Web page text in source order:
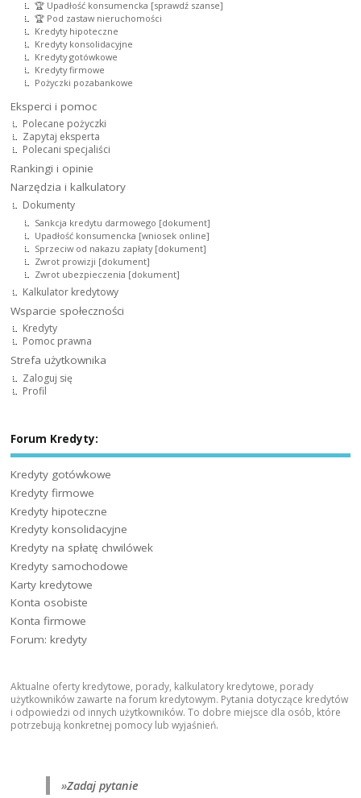
🏆 Upadłość konsumencka [sprawdź szanse]
🏆 Pod zastaw nieruchomości
Kredyty hipoteczne
Kredyty konsolidacyjne
Kredyty gotówkowe
Kredyty firmowe
Pożyczki pozabankowe
Eksperci i pomoc
Polecane pożyczki
Zapytaj eksperta
Polecani specjaliści
Rankingi i opinie
Narzędzia i kalkulatory
Dokumenty
Sankcja kredytu darmowego [dokument]
Upadłość konsumencka [wniosek online]
Sprzeciw od nakazu zapłaty [dokument]
Zwrot prowizji [dokument]
Zwrot ubezpieczenia [dokument]
Kalkulator kredytowy
Wsparcie społeczności
Kredyty
Pomoc prawna
Strefa użytkownika
Zaloguj się
Profil
Forum Kredyty:
Kredyty gotówkowe
Kredyty firmowe
Kredyty hipoteczne
Kredyty konsolidacyjne
Kredyty na spłatę chwilówek
Kredyty samochodowe
Karty kredytowe
Konta osobiste
Konta firmowe
Forum: kredyty
Aktualne oferty kredytowe, porady, kalkulatory kredytowe, porady
użytkowników zawarte na forum kredytowym. Pytania dotyczące kredytów
i odpowiedzi od innych użytkowników. To dobre miejsce dla osób, które
potrzebują konkretnej pomocy lub wyjaśnień.
»Zadaj pytanie